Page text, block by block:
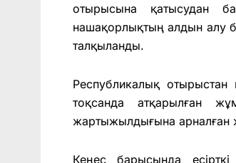
отырысына қатысудан
нашақорлықтың алдын алу
талқыланды.
Республикалық
тоқсанда атқарылған
жартыжылдығына арналған
Кеңес барысында